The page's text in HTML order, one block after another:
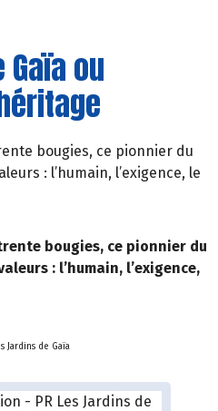
ou
bougies, ce pionnier du
: l’humain, l’exigence, le
bougies, ce pionnier du
: l’humain, l’exigence,
Jardins de Gaïa